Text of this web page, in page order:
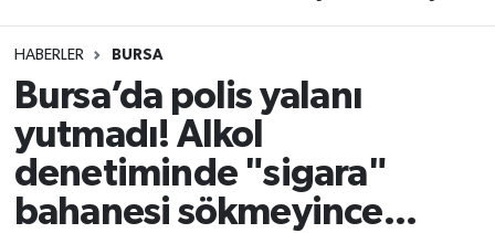
HABERLER BURSA
Bursa’da polis yalanı
yutmadı! Alkol
denetiminde "sigara"
bahanesi sökmeyince...
Dünya
Eğitim
Ekonomi
Genel
Namaz Vakitleri
Trafik Durumu
Süper Lig Puan Durumu ve Fikstür
Tüm Manşetler